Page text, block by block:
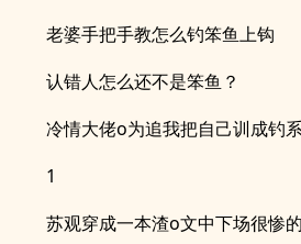
老婆手把手教怎么钓笨鱼上钩
认错人怎么还不是笨鱼？
冷情大佬o为追我把自己训成钓
1
苏观穿成一本渣o文中下场很惨的